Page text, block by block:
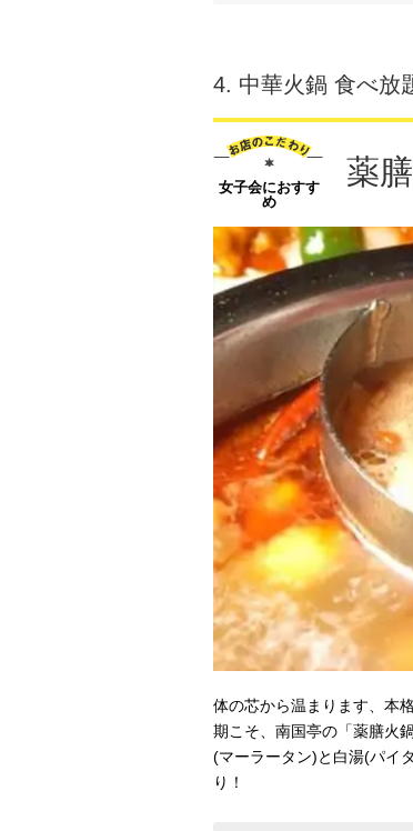
4. 中華火鍋 食べ放
女子会におすす
め
薬
体の芯から温まります、本
期こそ、南国亭の「薬膳火
(マーラータン)と白湯(パイ
り！